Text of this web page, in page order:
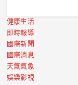
健康生活
即時報導
國際新聞
國際消息
天氣氣象
娛樂影視